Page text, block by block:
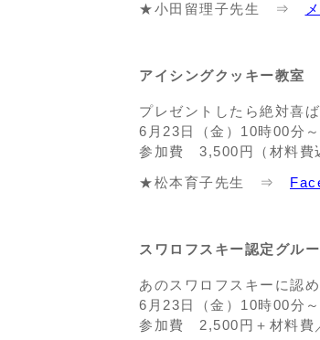
★小田留理子先生 ⇒
アイシングクッキー教室
プレゼントしたら絶対喜
6月23日（金）10時00分～
参加費 3,500円（材料費
★松本育子先生 ⇒
スワロフスキー認定グル
あのスワロフスキーに認
6月23日（金）10時00分
参加費 2,500円＋材料費